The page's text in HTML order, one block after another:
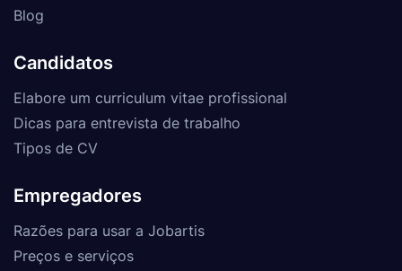
Blog
Candidatos
Elabore um curriculum vitae profissional
Dicas para entrevista de trabalho
Tipos de CV
Empregadores
Razões para usar a Jobartis
Preços e serviços